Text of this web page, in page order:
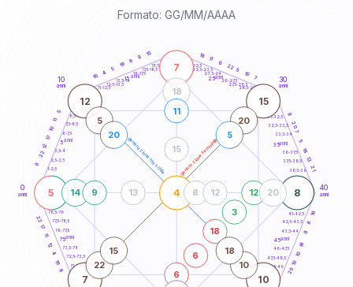
Formato: GG/MM/AAAA
generazione maschile generazione femminile
0
anni
10
anni
30
anni
40
anni
1-2,5
2,5-3,5
3,5-4
6-7,5
7,5-8,5
8,5-9
11-12,5
12,5-13,5
13,5-14
16-17,5
17,5-18,5
18,5-19
21-22,5
22,5-23,5
23,5-24
26-27,5
27,5-28,5
28,5-29
31-32,5
32,5-33,5
33,5-34
36-37,5
37,5-38,5
38,5-39
41-42,5
42,5-43,5
43,5-44
46-47,5
47,5-48,5
48,5-49
71-72,5
72,5-73,5
73,5-74
76-77,5
77,5-78,5
78,5-79
9
22
12
17
10
11
5
16
4
5
19
9
8
15 18 11
6
22 5
10 7
8
20
7
5
18
13
21
16
8
8
18
10
10
20
8
19
4
12
11
17
22
5
7
8
4
12 15
7 10
6
6
18
3
12
14
18
20
9
11
8 12
13
15
5
20
20
5
22
15
10
18
5anni
15 anni 25anni
35anni
45anni
75anni